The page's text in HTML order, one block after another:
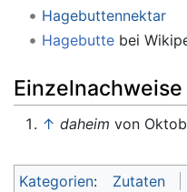
Hagebuttennektar
Hagebuttebei
Einzelnachweise
↑ daheim von
Kategorien: Zutaten